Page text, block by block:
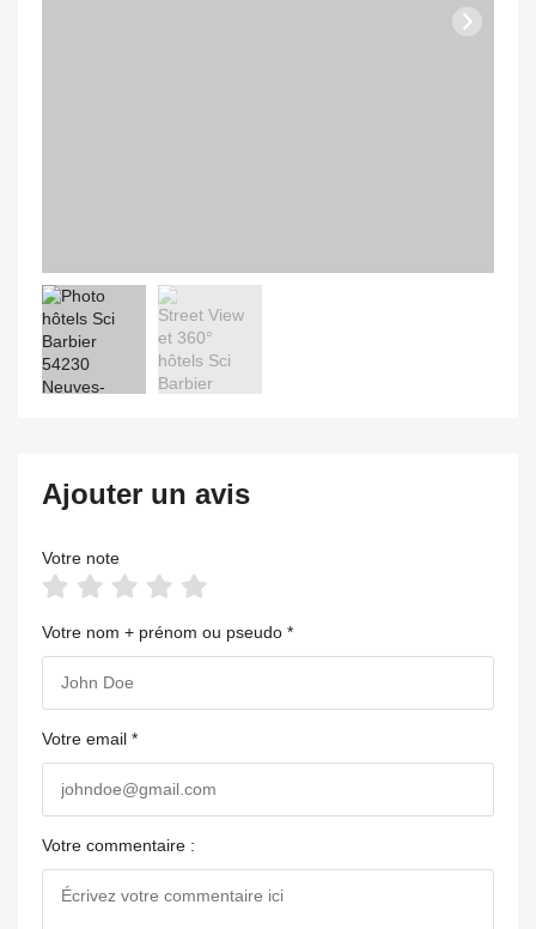
Ajouter un avis
Votre note
Votre nom + prénom ou pseudo *
Votre email *
Votre commentaire :